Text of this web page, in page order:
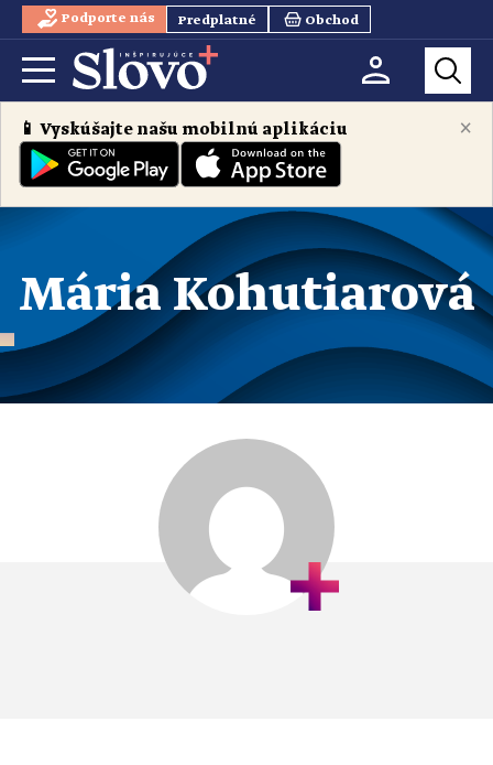
Podporte nás Predplatné Obchod
×
📱 Vyskúšajte našu mobilnú aplikáciu
Mária Kohutiarová